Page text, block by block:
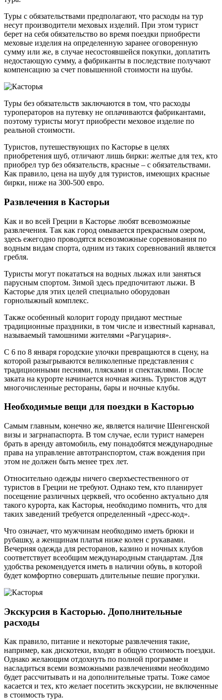
Туры с обязательствами предполагают, что расходы на тур
несут производители меховых изделий. При этом турист
берет на себя обязательство во время поездки приобрести
меховые изделия на определенную заранее оговоренную
сумму или же, в случае несостоявшейся покупки, доплатить
недостающую сумму, а фабриканты в последствие получают
компенсацию за счет повышенной стоимости на шубы.
Туры без обязательств заключаются в том, что расходы
туроператоров на путевку не оплачиваются фабрикантами,
поэтому туристы могут приобрести меховое изделие по
реальной стоимости.
Туристов, путешествующих по Касторье в целях
приобретения шуб, отличают лишь бирки: желтые для тех, кто
приобрел тур без обязательств, красные – с обязательствами.
Как правило, цена на шубу для туристов, имеющих красные
бирки, ниже на 300-500 евро.
Развлечения в Касторьи
Как и во всей Греции в Касторье любят всевозможные
развлечения. Так как город омывается прекрасным озером,
здесь ежегодно проводятся всевозможные соревнования по
водным видам спорта, одним из таких соревнований является
гребля.
Туристы могут покататься на водных лыжах или заняться
парусным спортом. Зимой здесь предпочитают лыжи. В
Касторье для этих целей специально оборудован
горнолыжный комплекс.
Также особенный колорит городу придают местные
традиционные праздники, в том числе и известный карнавал,
называемый тамошними жителями «Рагуцария».
С 6 по 8 января городские улочки превращаются в сцену, на
которой разыгрываются великолепные представления с
традиционными песнями, плясками и спектаклями. После
заката на курорте начинается ночная жизнь. Туристов ждут
многочисленные рестораны, бары и ночные клубы.
Необходимые вещи для поездки в Касторью
Самым главным, конечно же, является наличие Шенгенской
визы и загрнапаспорта. В том случае, если турист намерен
брать в аренду автомобиль, ему понадобятся международные
права на управление автотранспортом, стаж вождения при
этом не должен быть менее трех лет.
Относительно одежды ничего сверхъестественного от
туристов в Греции не требуют. Однако тем, кто планирует
посещение различных церквей, что особенно актуально для
такого курорта, как Касторья, необходимо помнить, что для
таких заведений требуется определенный «дресс-код».
Что означает, что мужчинам необходимо иметь брюки и
рубашку, а женщинам платья ниже колен с рукавами.
Вечерняя одежда для ресторанов, казино и ночных клубов
соответствует всеобщим международным стандартам. Для
удобства рекомендуется иметь в наличии обувь, в которой
будет комфортно совершать длительные пешие прогулки.
Экскурсия в Касторью. Дополнительные
расходы
Как правило, питание и некоторые развлечения такие,
например, как дискотеки, входят в общую стоимость поездки.
Однако желающим отдохнуть по полной программе и
насладиться всеми возможными развлечениями необходимо
будет рассчитывать и на дополнительные траты. Тоже самое
касается и тех, кто желает посетить экскурсии, не включенные
в стоимость тура.